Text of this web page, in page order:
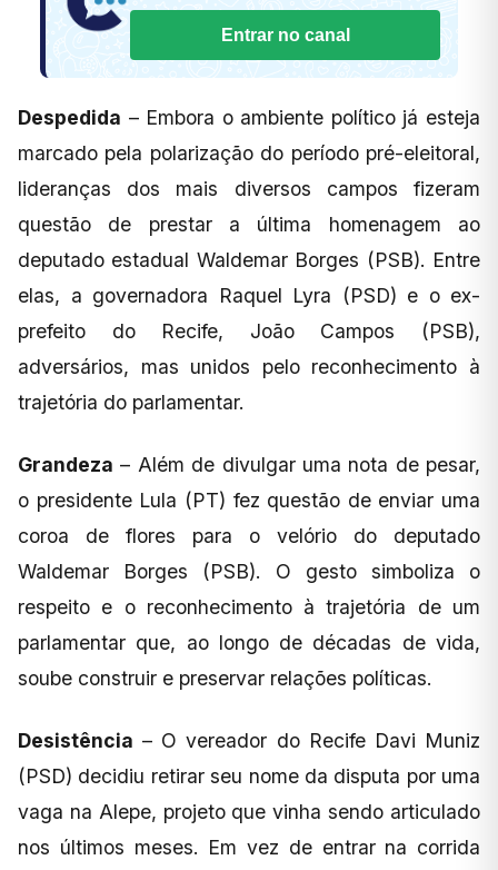
Entrar no canal
Despedida – Embora o ambiente político já esteja
marcado pela polarização do período pré-eleitoral,
lideranças dos mais diversos campos fizeram
questão de prestar a última homenagem ao
deputado estadual Waldemar Borges (PSB). Entre
elas, a governadora Raquel Lyra (PSD) e o ex-
prefeito do Recife, João Campos (PSB),
adversários, mas unidos pelo reconhecimento à
trajetória do parlamentar.
Grandeza – Além de divulgar uma nota de pesar,
o presidente Lula (PT) fez questão de enviar uma
coroa de flores para o velório do deputado
Waldemar Borges (PSB). O gesto simboliza o
respeito e o reconhecimento à trajetória de um
parlamentar que, ao longo de décadas de vida,
soube construir e preservar relações políticas.
Desistência – O vereador do Recife Davi Muniz
(PSD) decidiu retirar seu nome da disputa por uma
vaga na Alepe, projeto que vinha sendo articulado
nos últimos meses. Em vez de entrar na corrida